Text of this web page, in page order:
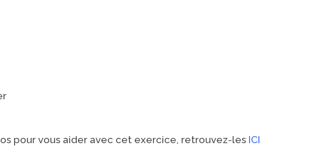
pour vous aider avec cet exercice, retrouvez-les ICI